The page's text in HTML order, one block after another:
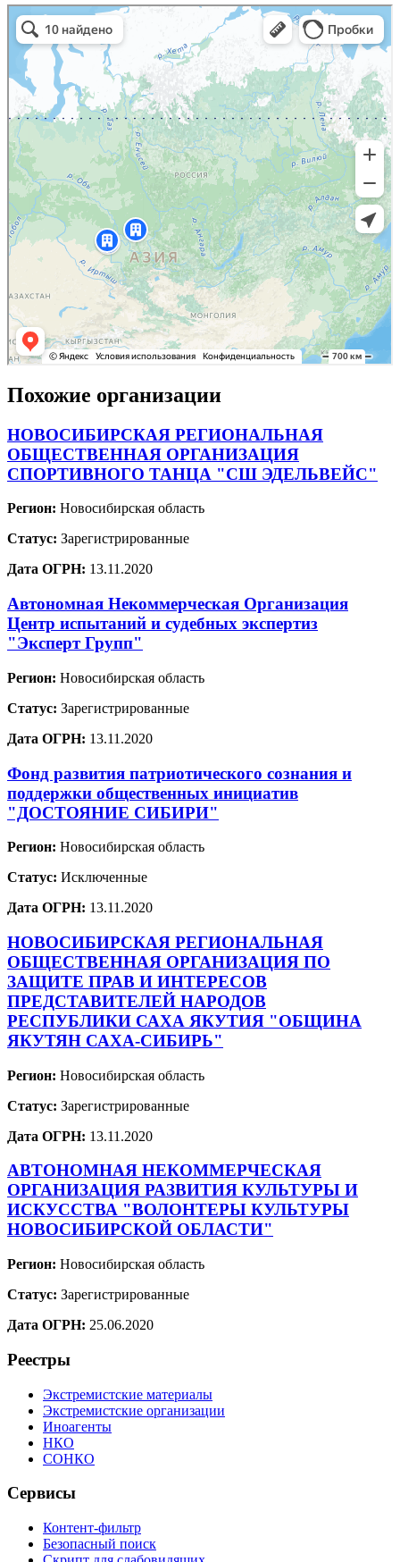
Похожие организации
НОВОСИБИРСКАЯ РЕГИОНАЛЬНАЯ
ОБЩЕСТВЕННАЯ ОРГАНИЗАЦИЯ
СПОРТИВНОГО ТАНЦА "СШ ЭДЕЛЬВЕЙС"
Регион: Новосибирская область
Статус: Зарегистрированные
Дата ОГРН: 13.11.2020
Автономная Некоммерческая Организация
Центр испытаний и судебных экспертиз
"Эксперт Групп"
Регион: Новосибирская область
Статус: Зарегистрированные
Дата ОГРН: 13.11.2020
Фонд развития патриотического сознания и
поддержки общественных инициатив
"ДОСТОЯНИЕ СИБИРИ"
Регион: Новосибирская область
Статус: Исключенные
Дата ОГРН: 13.11.2020
НОВОСИБИРСКАЯ РЕГИОНАЛЬНАЯ
ОБЩЕСТВЕННАЯ ОРГАНИЗАЦИЯ ПО
ЗАЩИТЕ ПРАВ И ИНТЕРЕСОВ
ПРЕДСТАВИТЕЛЕЙ НАРОДОВ
РЕСПУБЛИКИ САХА ЯКУТИЯ "ОБЩИНА
ЯКУТЯН САХА-СИБИРЬ"
Регион: Новосибирская область
Статус: Зарегистрированные
Дата ОГРН: 13.11.2020
АВТОНОМНАЯ НЕКОММЕРЧЕСКАЯ
ОРГАНИЗАЦИЯ РАЗВИТИЯ КУЛЬТУРЫ И
ИСКУССТВА "ВОЛОНТЕРЫ КУЛЬТУРЫ
НОВОСИБИРСКОЙ ОБЛАСТИ"
Регион: Новосибирская область
Статус: Зарегистрированные
Дата ОГРН: 25.06.2020
Реестры
Экстремистские материалы
Экстремистские организации
Иноагенты
НКО
СОНКО
Сервисы
Контент-фильтр
Безопасный поиск